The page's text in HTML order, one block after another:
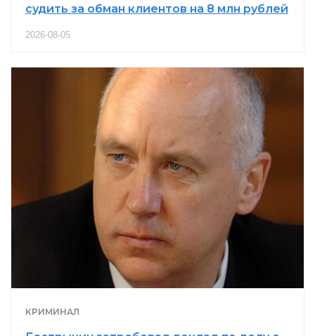
судить за обман клиентов на 8 млн рублей
2026-08-05
КРИМИНАЛ